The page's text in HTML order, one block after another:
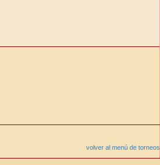
volver al menú de torneos